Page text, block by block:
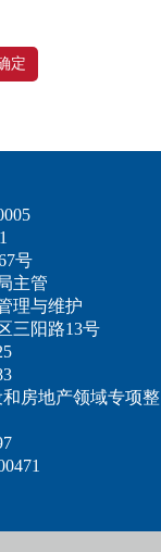
定
号
主管
理与维护
阳路13号
房地产领域专项整